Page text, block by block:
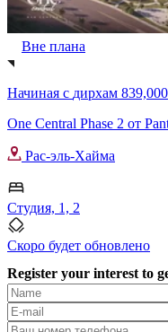
Вне плана
Начиная с дирхам 839,000
One Central Phase 2 от
Рас-эль-Хайма
Студия, 1, 2
Скоро будет обновлено
Register your interest to